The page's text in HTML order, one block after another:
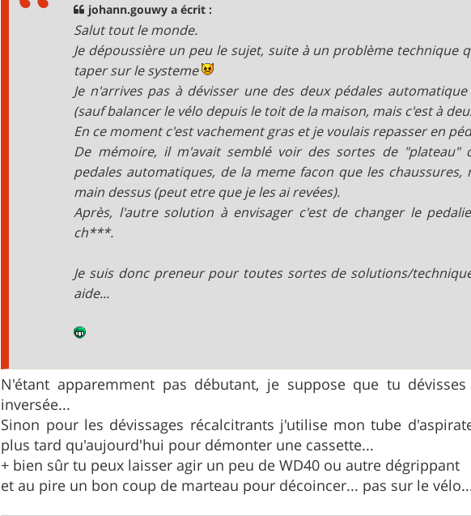
johann.gouwy a écrit :
Salut tout le monde.
Je dépoussière un peu le sujet, suite à un problème technique
taper sur le systeme
Je n'arrives pas à dévisser une des deux pédales
(sauf balancer le vélo depuis le toit de la maison, mais c'est à
En ce moment c'est vachement gras et je voulais repasser en
De mémoire, il m'avait semblé voir des sortes de "plateau"
pedales automatiques, de la meme facon que les
main dessus (peut etre que je les ai revées).
Après, l'autre solution à envisager c'est de changer le
ch***.
Je suis donc preneur pour toutes sortes de solutions/
aide...
N'étant apparemment pas débutant, je suppose que tu
inversée...
Sinon pour les dévissages récalcitrants j'utilise mon tube
plus tard qu'aujourd'hui pour démonter une cassette...
+ bien sûr tu peux laisser agir un peu de WD40 ou autre dégrippant
et au pire un bon coup de marteau pour décoincer... pas sur le